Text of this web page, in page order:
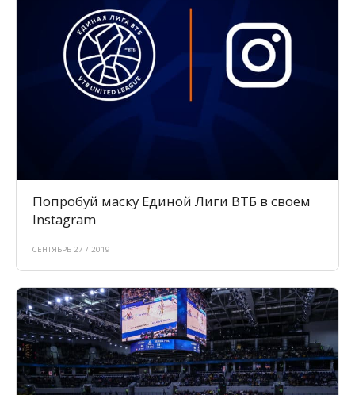
Попробуй маску Единой Лиги ВТБ в своем
Instagram
СЕНТЯБРЬ 27 / 2019